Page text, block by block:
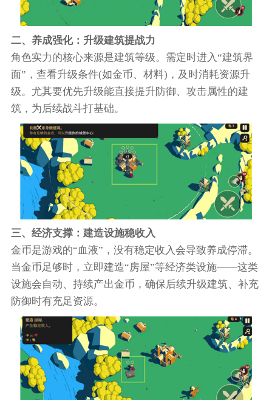
二、养成强化：升级建筑提战力
角色实力的核心来源是建筑等级。需定时进入“建筑界
面”，查看升级条件(如金币、材料)，及时消耗资源升
级。尤其要优先升级能直接提升防御、攻击属性的建
筑，为后续战斗打基础。
三、经济支撑：建造设施稳收入
金币是游戏的“血液”，没有稳定收入会导致养成停滞。
当金币足够时，立即建造“房屋”等经济类设施——这类
设施会自动、持续产出金币，确保后续升级建筑、补充
防御时有充足资源。